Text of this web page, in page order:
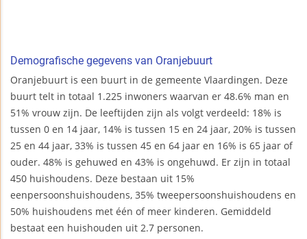
Demografische gegevens van Oranjebuurt
Oranjebuurt is een buurt in de gemeente Vlaardingen. Deze
buurt telt in totaal 1.225 inwoners waarvan er 48.6% man en
51% vrouw zijn. De leeftijden zijn als volgt verdeeld: 18% is
tussen 0 en 14 jaar, 14% is tussen 15 en 24 jaar, 20% is tussen
25 en 44 jaar, 33% is tussen 45 en 64 jaar en 16% is 65 jaar of
ouder. 48% is gehuwed en 43% is ongehuwd. Er zijn in totaal
450 huishoudens. Deze bestaan uit 15%
eenpersoonshuishoudens, 35% tweepersoonshuishoudens en
50% huishoudens met één of meer kinderen. Gemiddeld
bestaat een huishouden uit 2.7 personen.